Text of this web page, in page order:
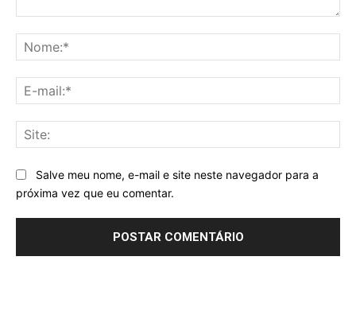
Salve meu nome, e-mail e site neste navegador para a
próxima vez que eu comentar.